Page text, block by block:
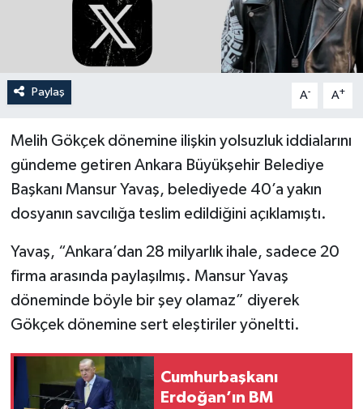
Paylaş A- A+
Melih Gökçek dönemine ilişkin yolsuzluk iddialarını
gündeme getiren Ankara Büyükşehir Belediye
Başkanı Mansur Yavaş, belediyede 40’a yakın
dosyanın savcılığa teslim edildiğini açıklamıştı.
Yavaş, “Ankara’dan 28 milyarlık ihale, sadece 20
firma arasında paylaşılmış. Mansur Yavaş
döneminde böyle bir şey olamaz” diyerek
Gökçek dönemine sert eleştiriler yöneltti.
Cumhurbaşkanı
Erdoğan’ın BM